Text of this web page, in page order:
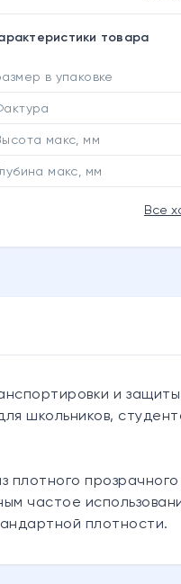
товара
в упаковке
макс, мм
макс, мм
Все
и
школьников,
плотного
частое
плотности.